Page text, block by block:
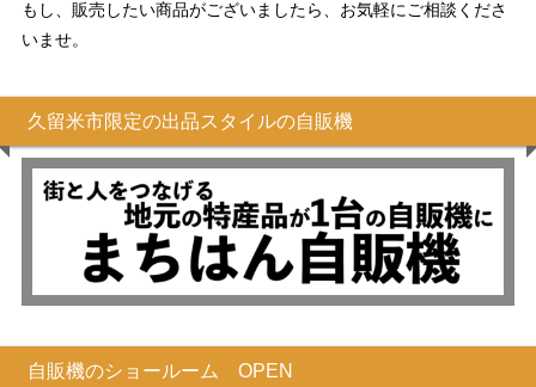
もし、販売したい商品がございましたら、お気軽にご相談くださ
いませ。
久留米市限定の出品スタイルの自販機
自販機のショールーム OPEN